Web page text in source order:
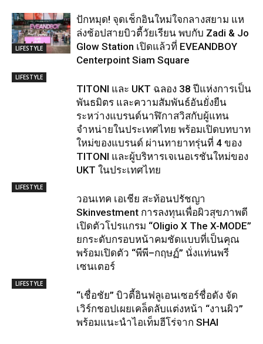
LIFESTYLE
ปักหมุด! จุดเช็กอินใหม่ใจกลางสยาม แห
ล่งช้อปสายบิวตี้วัยเรียน พบกับ Zadi & Jo
Glow Station เปิดแล้วที่ EVEANDBOY
Centerpoint Siam Square
LIFESTYLE
TITONI และ UKT ฉลอง 38 ปีแห่งการเป็น
พันธมิตร และความสัมพันธ์อันยั่งยืน
ระหว่างแบรนด์นาฬิกาสวิสกับผู้แทน
จำหน่ายในประเทศไทย พร้อมเปิดบทบาท
ใหม่ของแบรนด์ ผ่านทายาทรุ่นที่ 4 ของ
TITONI และผู้บริหารเจเนอเรชันใหม่ของ
UKT ในประเทศไทย
LIFESTYLE
วอนเทค เอเชีย สะท้อนปรัชญา
Skinvestment การลงทุนเพื่อผิวสุขภาพดี
เปิดตัวโปรแกรม “Oligio X The X-MODE”
ยกระดับกรอบหน้าคมชัดแบบที่เป็นคุณ
พร้อมเปิดตัว “พีพี–กฤษฏ์” นั่งแท่นพรี
เซนเตอร์
LIFESTYLE
“เชื่อชัย” บิวตี้อินฟลูเอนเซอร์ชื่อดัง จัด
เวิร์กชอปเผยเคล็ดลับแต่งหน้า “งานผิว”
พร้อมแนะนำไอเท็มฮีโร่จาก SHAI